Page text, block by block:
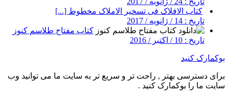
کتاب الافلاک فی تسخیر الاملاک مخطوط [...]
تاریخ : 14 / ژانویه / 2017
کتاب مفتاح طلاسم کنوز
تاریخ : 10 / اکتبر / 2016
بوکمارک کنید
برای دسترسی بهتر , راحت تر و سریع تر به سایت ما می توانید وب
سایت ما را بوکمارک کنید .